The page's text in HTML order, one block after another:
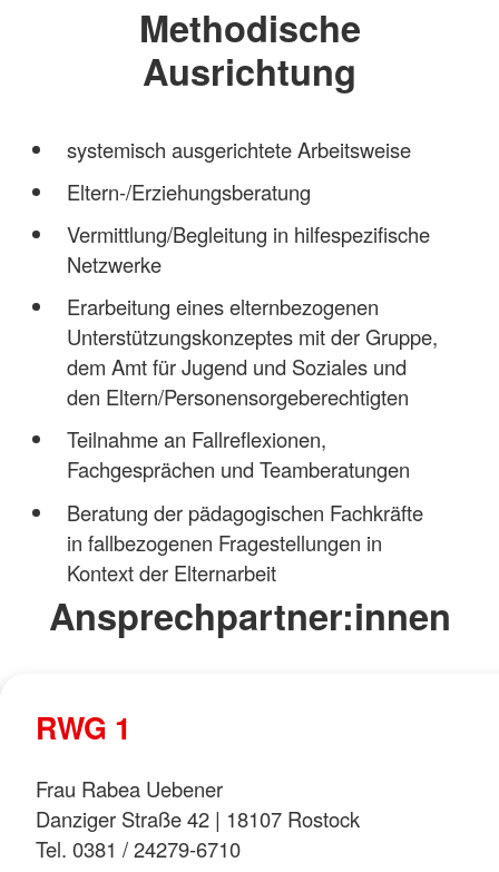
Methodische
Ausrichtung
systemisch ausgerichtete Arbeitsweise
Eltern-/Erziehungsberatung
Vermittlung/Begleitung in hilfespezifische
Netzwerke
Erarbeitung eines elternbezogenen
Unterstützungskonzeptes mit der Gruppe,
dem Amt für Jugend und Soziales und
den Eltern/Personensorgeberechtigten
Teilnahme an Fallreflexionen,
Fachgesprächen und Teamberatungen
Beratung der pädagogischen Fachkräfte
in fallbezogenen Fragestellungen in
Kontext der Elternarbeit
Ansprechpartner:innen
RWG 1
Frau Rabea Uebener
Danziger Straße 42 | 18107 Rostock
Tel. 0381 / 24279-6710